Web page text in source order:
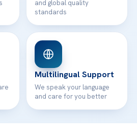
and global quality
standards
Multilingual Support
We speak your language
and care for you better